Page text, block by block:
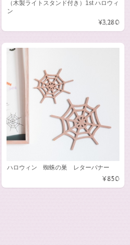
（木製ライトスタンド付き）1st ハロウィ
ン
¥3,280
ハロウィン 蜘蛛の巣 レターバナー
¥850